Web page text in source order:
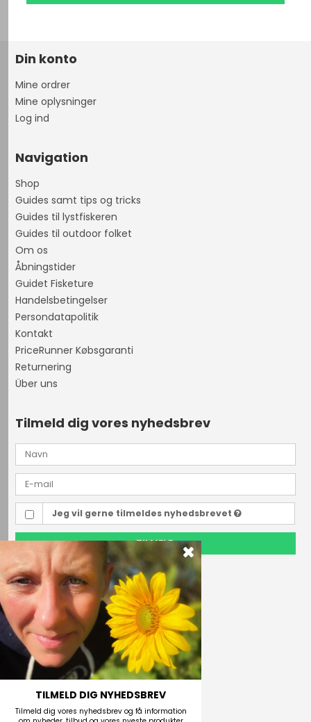
Din konto
Mine ordrer
Mine oplysninger
Log ind
Navigation
Shop
Guides samt tips og tricks
Guides til lystfiskeren
Guides til outdoor folket
Om os
Åbningstider
Guidet Fisketure
Handelsbetingelser
Persondatapolitik
Kontakt
PriceRunner Købsgaranti
Returnering
Über uns
Tilmeld dig vores nyhedsbrev
Jeg vil gerne tilmeldes nyhedsbrevet
TILMELD
Outdoor i Centrum
Perlegade 44
6400 Sønderborg, Danmark
Telefonnr.
(+45) 74 43 53 55
E-mail
TILMELD DIG NYHEDSBREV
Tilmeld dig vores nyhedsbrev og få information